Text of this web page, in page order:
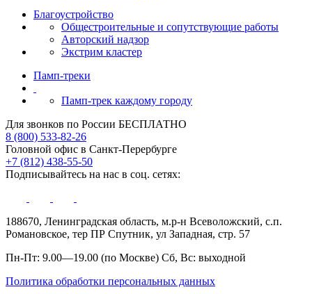
Благоустройство
Общестроительные и сопутствующие работы
Авторский надзор
Экстрим кластер
Памп‑треки
Памп-трек каждому городу
Для звонков по России БЕСПЛАТНО
8 (800) 533-82-26
Головной офис в Санкт-Перербурге
+7 (812) 438-55-50
Подписывайтесь на нас в соц. сетях:
188670, Ленинградская область, м.р-н Всеволожский, с.п.
Романовское, тер ПР Спутник, ул Западная, стр. 57
Пн-Пт: 9.00—19.00 (по Москве) Сб, Вс: выходной
Политика обработки персональных данных